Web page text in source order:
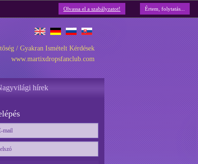
Olvassa el a szabályzatot! Értem, folytatás...
/ Gyakran Ismételt Kérdések
www.martixdropsfanclub.com
hírek